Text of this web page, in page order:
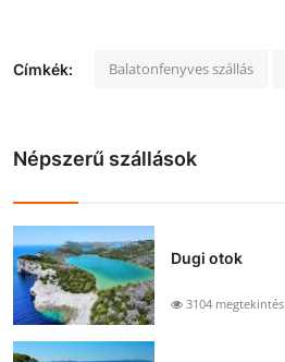
Címkék: Balatonfenyves szállás
Népszerű szállások
Dugi otok
3104 megtekintés